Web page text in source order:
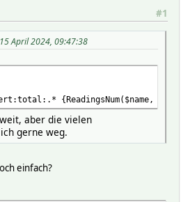
5MIN: 0.020 TOP: 0.030
#1
April 2024, 09:47:38
{ReadingsNum($name,
aber die vielen
gerne weg.
einfach?